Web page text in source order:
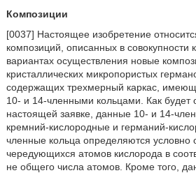
Композиции
[0037] Настоящее изобретение
композиций, описанных в совокупности
вариантах осуществления новые
кристаллических микропористых
содержащих трехмерный каркас,
10- и 14-членными кольцами. Как будет
настоящей заявке, данные 10- и 14-
кремний-кислородные и германий-
членные кольца определяются условно
чередующихся атомов кислорода в
не общего числа атомов. Кроме того,